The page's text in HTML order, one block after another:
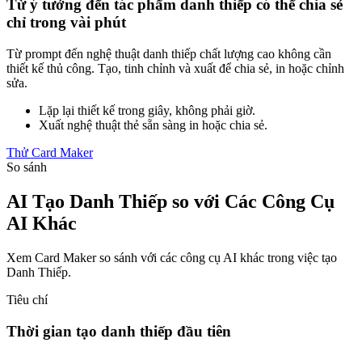
Từ ý tưởng đến tác phẩm danh thiếp có thể chia sẻ
chỉ trong vài phút
Từ prompt đến nghệ thuật danh thiếp chất lượng cao không cần
thiết kế thủ công. Tạo, tinh chỉnh và xuất để chia sẻ, in hoặc chỉnh
sửa.
Lặp lại thiết kế trong giây, không phải giờ.
Xuất nghệ thuật thẻ sẵn sàng in hoặc chia sẻ.
Thử Card Maker
So sánh
AI Tạo Danh Thiếp so với Các Công Cụ
AI Khác
Xem Card Maker so sánh với các công cụ AI khác trong việc tạo
Danh Thiếp.
Tiêu chí
Thời gian tạo danh thiếp đầu tiên